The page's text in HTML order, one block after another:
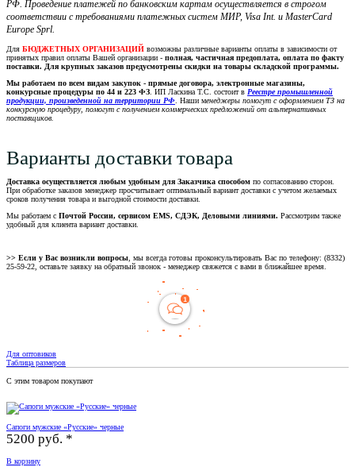
РФ. Проведение платежей по банковским картам осуществляется в строгом
соответствии с требованиями платежных систем МИР, Visa Int. и MasterCard
Europe Sprl.
Для БЮДЖЕТНЫХ ОРГАНИЗАЦИЙ возможны различные варианты оплаты в зависимости от
принятых правил оплаты Вашей организации - полная, частичная предоплата, оплата по факту
поставки. Для крупных заказов предусмотрены скидки на товары складской программы.
Мы работаем по всем видам закупок - прямые договора, электронные магазины,
конкурсные процедуры по 44 и 223 ФЗ. ИП Ласкина Т.С. состоит в Реестре промышленной
продукции, произведенной на территории РФ. Наши менеджеры помогут с оформлением ТЗ на
конкурсную процедуру, помогут с получением коммерческих предложений от альтернативных
поставщиков.
Варианты доставки товара
Доставка осуществляется любым удобным для Заказчика способом по согласованию сторон.
При обработке заказов менеджер просчитывает оптимальный вариант доставки с учетом желаемых
сроков получения товара и выгодной стоимости доставки.
Мы работаем с Почтой России, сервисом EMS, СДЭК, Деловыми линиями. Рассмотрим также
удобный для клиента вариант доставки.
>> Если у Вас возникли вопросы, мы всегда готовы проконсультировать Вас по телефону: (8332)
25-59-22, оставьте заявку на обратный звонок - менеджер свяжется с вами в ближайшее время.
Для оптовиков
Таблица размеров
С этим товаром покупают
Сапоги мужские «Русские» черные
5200 руб. *
В корзину